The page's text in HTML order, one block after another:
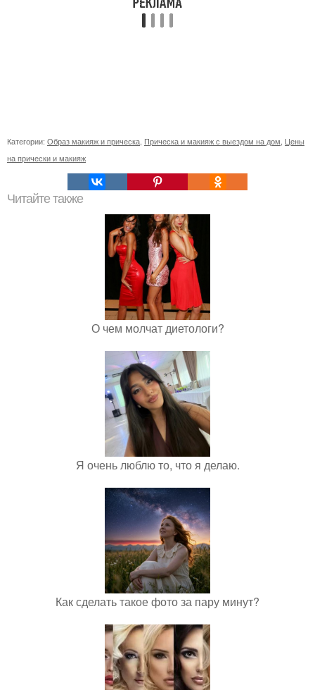
Категории: Образ макияж и прическа Прическа и макияж с выездом на дом Цены
на прически и макияж
Читайте также
О чем молчат диетологи?
Я очень люблю то, что я делаю.
Как сделать такое фото за пару минут?